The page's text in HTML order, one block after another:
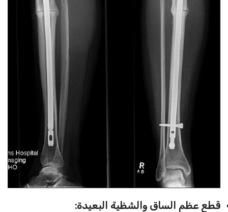
قطع عظم الساق والشظية البعيدة: